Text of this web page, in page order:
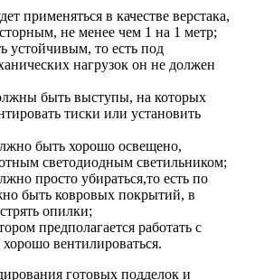
применяться в качестве верстака,
не менее чем 1 на 1 метр;
устойчивым, то есть под
нагрузок он не должен
быть выступы, на которых
тиски или установить
быть хорошо освещено,
светодиодным светильником;
просто убираться,то есть по
быть ковровых покрытий, в
опилки;
предполагается работать с
вентилироваться.
готовых подделок и